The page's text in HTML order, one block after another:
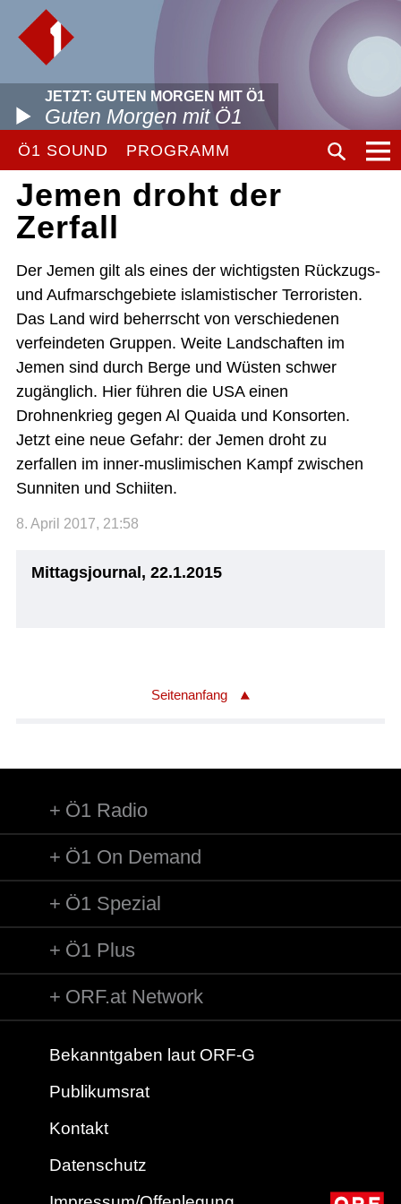
JETZT: GUTEN MORGEN MIT Ö1
Guten Morgen mit Ö1
Ö1 SOUND PROGRAMM
Jemen droht der
Zerfall
Der Jemen gilt als eines der wichtigsten Rückzugs-
und Aufmarschgebiete islamistischer Terroristen.
Das Land wird beherrscht von verschiedenen
verfeindeten Gruppen. Weite Landschaften im
Jemen sind durch Berge und Wüsten schwer
zugänglich. Hier führen die USA einen
Drohnenkrieg gegen Al Quaida und Konsorten.
Jetzt eine neue Gefahr: der Jemen droht zu
zerfallen im inner-muslimischen Kampf zwischen
Sunniten und Schiiten.
8. April 2017, 21:58
Mittagsjournal, 22.1.2015
Seitenanfang
Ö1 Radio
Ö1 On Demand
Ö1 Spezial
Ö1 Plus
ORF.at Network
Bekanntgaben laut ORF-G
Publikumsrat
Kontakt
Datenschutz